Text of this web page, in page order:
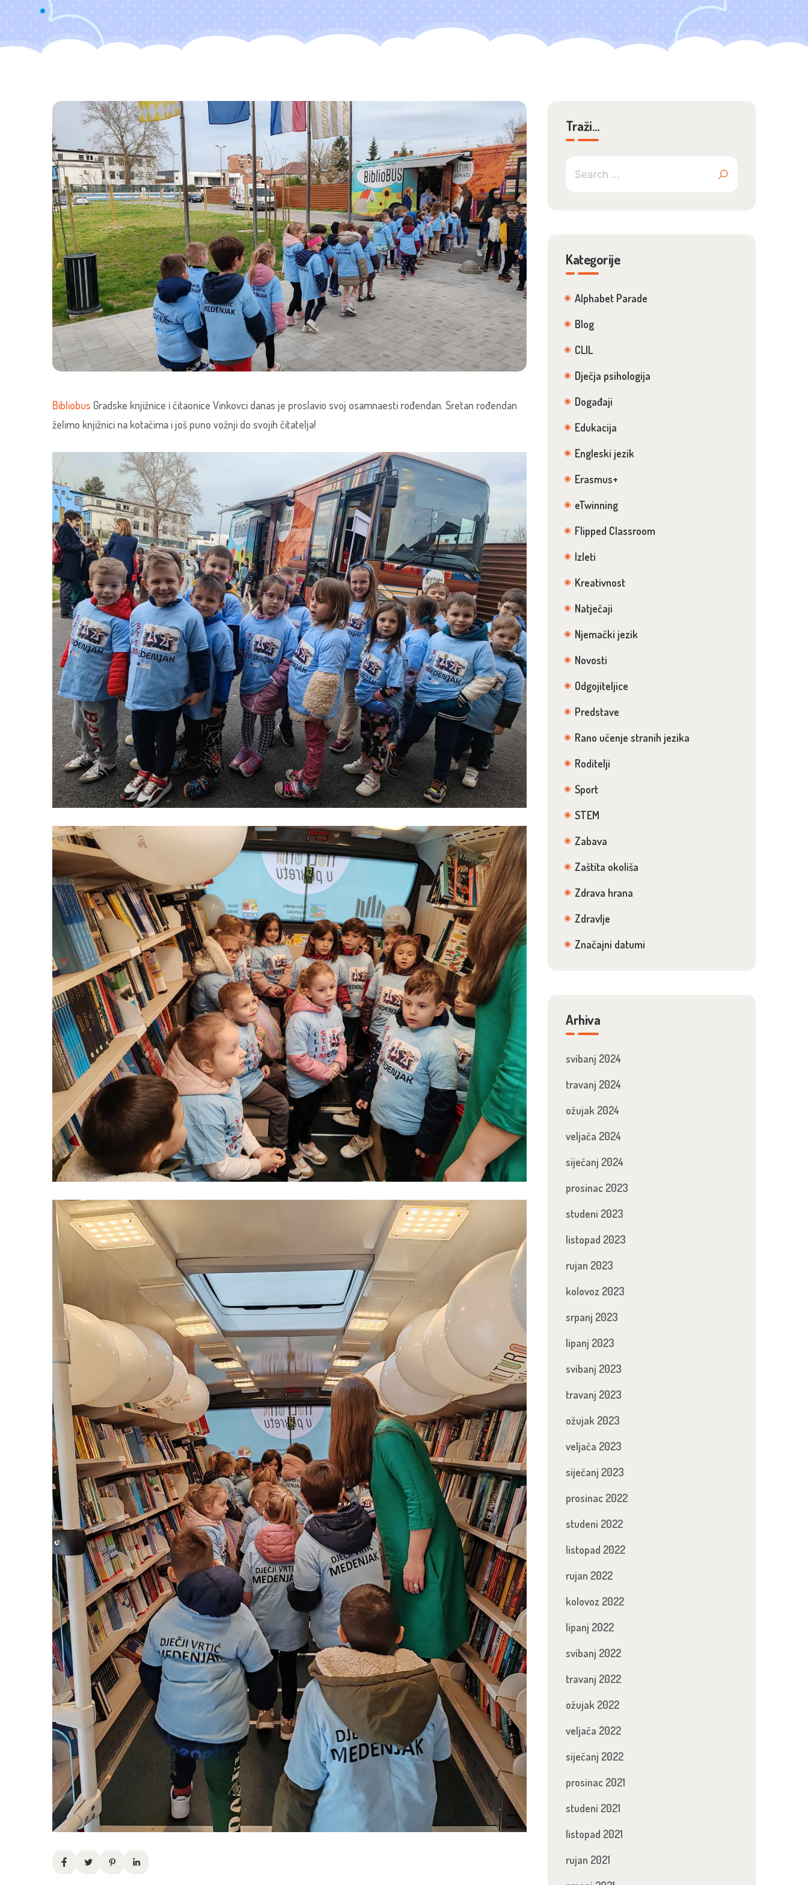
Bibliobus Gradske knjižnice i čitaonice Vinkovci danas je proslavio svoj osamnaesti rođendan. Sretan rođendan
želimo knjižnici na kotačima i još puno vožnji do svojih čitatelja!
Traži…
Kategorije
Alphabet Parade
Blog
CLIL
Dječja psihologija
Događaji
Edukacija
Engleski jezik
Erasmus+
eTwinning
Flipped Classroom
Izleti
Kreativnost
Natječaji
Njemački jezik
Novosti
Odgojiteljice
Predstave
Rano učenje stranih jezika
Roditelji
Sport
STEM
Zabava
Zaštita okoliša
Zdrava hrana
Zdravlje
Značajni datumi
Arhiva
svibanj 2024
travanj 2024
ožujak 2024
veljača 2024
siječanj 2024
prosinac 2023
studeni 2023
listopad 2023
rujan 2023
kolovoz 2023
srpanj 2023
lipanj 2023
svibanj 2023
travanj 2023
ožujak 2023
veljača 2023
siječanj 2023
prosinac 2022
studeni 2022
listopad 2022
rujan 2022
kolovoz 2022
lipanj 2022
svibanj 2022
travanj 2022
ožujak 2022
veljača 2022
siječanj 2022
prosinac 2021
studeni 2021
listopad 2021
rujan 2021